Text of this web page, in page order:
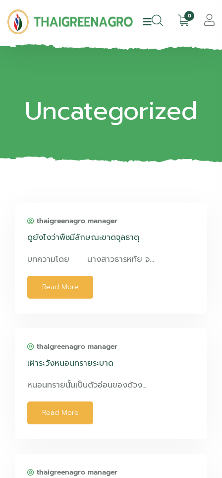
0
Uncategorized
thaigreenagro manager
ดูยังไงว่าพืชมีลักษณะขาดจุลธาตุ
บทความโดย นางสาวธารหทัย จ…
Read More
thaigreenagro manager
เฝ้าระวังหนอนทรายระบาด
หนอนทรายนั้นเป็นตัวอ่อนของด้วง…
Read More
thaigreenagro manager